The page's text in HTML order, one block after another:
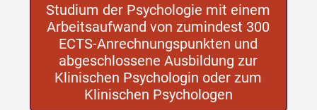
Studium der Psychologie mit einem
Arbeitsaufwand von zumindest 300
ECTS-Anrechnungspunkten und
abgeschlossene Ausbildung zur
Klinischen Psychologin oder zum
Klinischen Psychologen